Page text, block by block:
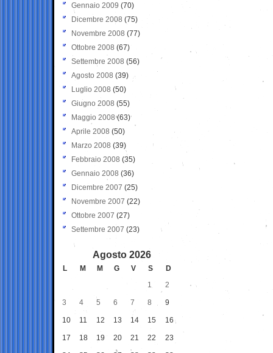
Gennaio 2009 (70)
Dicembre 2008 (75)
Novembre 2008 (77)
Ottobre 2008 (67)
Settembre 2008 (56)
Agosto 2008 (39)
Luglio 2008 (50)
Giugno 2008 (55)
Maggio 2008(63)
Aprile 2008 (50)
Marzo 2008 (39)
Febbraio 2008 (35)
Gennaio 2008 (36)
Dicembre 2007 (25)
Novembre 2007 (22)
Ottobre 2007 (27)
Settembre 2007 (23)
Agosto 2026
L M M G V S
D
1
2
3 4 5 6 7 8 9
10 11 12 13 14 15 16
17 18 19 20 21 22 23